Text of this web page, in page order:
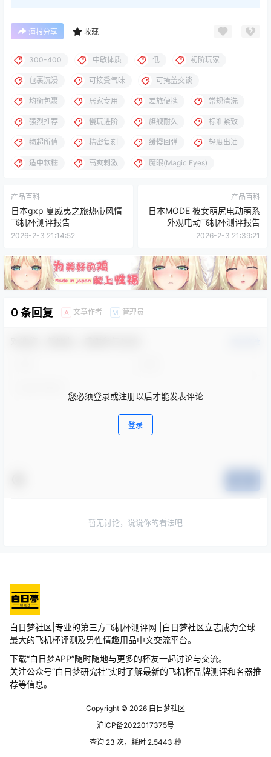
海报分享 收藏
300-400 中敏体质 低 初阶玩家
包裹沉浸 可接受气味 可掩盖交谈
均衡包裹 居家专用 差旅便携 常规清洗
强烈推荐 慢玩进阶 旗舰耐久 标准紧致
物超所值 精密复刻 缓慢回弹 轻度出油
适中软糯 高爽刺激 魔眼(Magic Eyes)
产品百科
日本gxp 夏威夷之旅热带风情
飞机杯测评报告
2026-2-3 21:14:52
产品百科
日本MODE 彼女萌尻电动萌系
外观电动飞机杯测评报告
2026-2-3 21:39:21
0 条回复 A 文章作者 M 管理员
您必须登录或注册以后才能发表评论
登录
暂无讨论，说说你的看法吧
白日梦社区|专业的第三方飞机杯测评网 |白日梦社区立志成为全球
最大的飞机杯评测及男性情趣用品中文交流平台。
下载“白日梦APP”随时随地与更多的杯友一起讨论与交流。
关注公众号“白日梦研究社”实时了解最新的飞机杯品牌测评和名器推
荐等信息。
Copyright © 2026 白日梦社区
沪ICP备2022017375号
查询 23 次，耗时 2.5443 秒